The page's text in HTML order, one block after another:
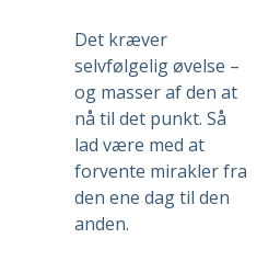
Det kræver
selvfølgelig øvelse –
og masser af den at
nå til det punkt. Så
lad være med at
forvente mirakler fra
den ene dag til den
anden.